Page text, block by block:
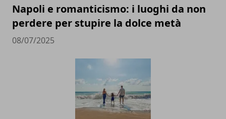
Napoli e romanticismo: i luoghi da non
perdere per stupire la dolce metà
08/07/2025